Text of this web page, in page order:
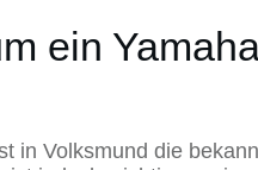
ein
in Volksmund die